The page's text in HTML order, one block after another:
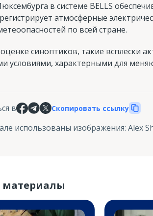
в системе BELLS
атмосферные
по всей стране.
синоптиков, такие всплески
условиями, характерными для
в Скопировать ссылку
использованы изображения: Alex
материалы